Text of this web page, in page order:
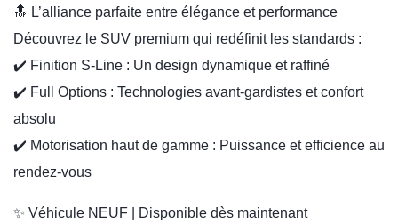
🔝 L’alliance parfaite entre élégance et performance
Découvrez le SUV premium qui redéfinit les standards :
✔️ Finition S-Line : Un design dynamique et raffiné
✔️ Full Options : Technologies avant-gardistes et confort
absolu
✔️ Motorisation haut de gamme : Puissance et efficience au
rendez-vous
✨ Véhicule NEUF | Disponible dès maintenant